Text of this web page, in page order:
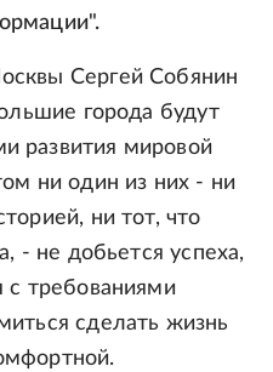
Сергей Собянин
города будут
развития мировой
ни один из них - ни
ни тот, что
- не добьется успеха,
с требованиями
сделать жизнь